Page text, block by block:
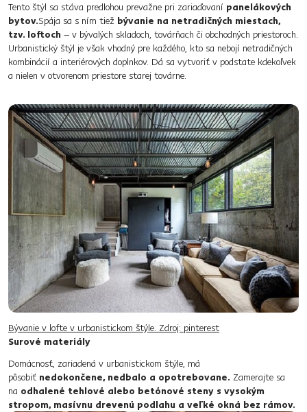
Tento štýl sa stáva predlohou prevažne pri zariaďovaní panelákových​
bytov.​Spája sa s ním tiež bývanie na netradičných miestach,
tzv. loftoch – v bývalých skladoch, továrňach či obchodných priestoroch.
Urbanistický štýl je však vhodný pre každého, kto sa nebojí netradičných
kombinácií a interiérových doplnkov. Dá sa vytvoriť v podstate kdekoľvek
a nielen v otvorenom priestore starej továrne.
Bývanie v lofte v urbanistickom štýle. Zdroj: pinterest
Surové materiály
Domácnosť, zariadená v urbanistickom štýle, má
pôsobiť nedokončene,​ nedbalo a opotrebovane. Zamerajte sa
na odhalené​ tehlové alebo betónové steny s vysokým
stropom, masívnu drevenú podlahu a veľké okná bez rámov.